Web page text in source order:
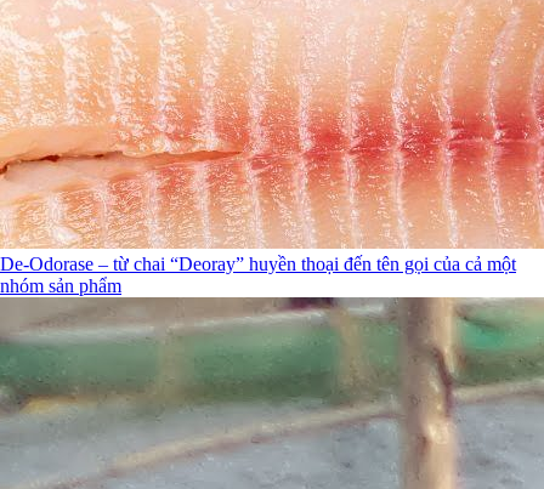
De-Odorase – từ chai “Deoray” huyền thoại đến tên gọi của cả một
nhóm sản phẩm